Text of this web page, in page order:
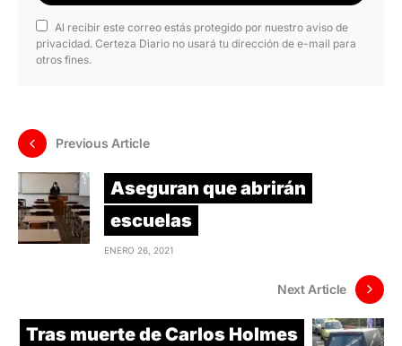
Al recibir este correo estás protegido por nuestro aviso de
privacidad. Certeza Diario no usará tu dirección de e-mail para
otros fines.
Previous Article
Aseguran que abrirán
escuelas
ENERO 26, 2021
Next Article
Tras muerte de Carlos Holmes